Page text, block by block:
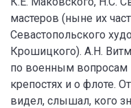
мастеров (ныне их
Севастопольского
Крошицкого). А.Н.
по военным вопросам
крепостях и о флоте.
видел, слышал, кого